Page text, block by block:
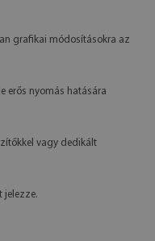
grafikai módosításokra az
erős nyomás hatására
vagy dedikált
jelezze.